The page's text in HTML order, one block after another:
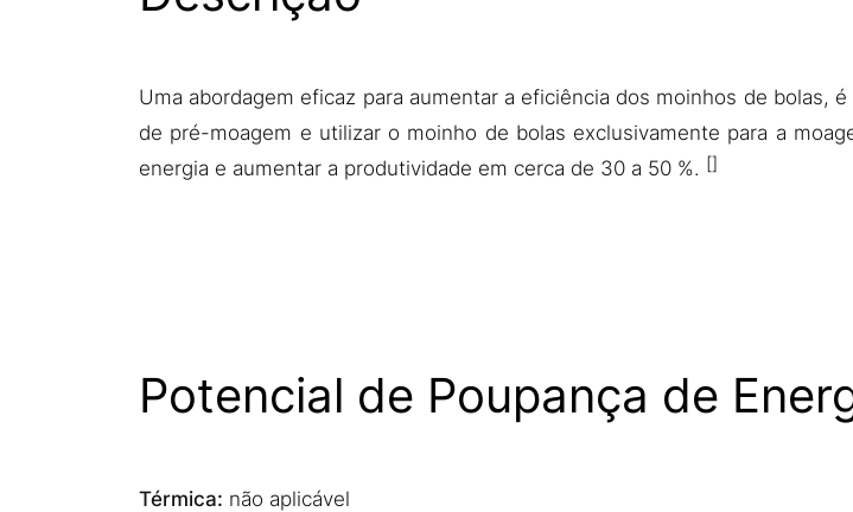
Uma abordagem eficaz para aumentar a eficiência dos moinhos de bolas,
de pré-moagem e utilizar o moinho de bolas exclusivamente para a
energia e aumentar a produtividade em cerca de 30 a 50 %.
Potencial de Poupança de
Térmica: não aplicável